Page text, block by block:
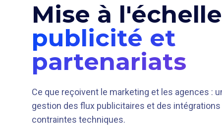
Mise à l'échelle
publicité et
partenariats
Ce que reçoivent le marketing et les agences :
gestion des flux publicitaires et des
contraintes techniques.